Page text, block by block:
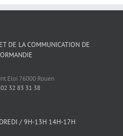
DE LA COMMUNICATION DE
Eloi 76000 Rouen
02 32 83 31 38
/ 9H-13H 14H-17H